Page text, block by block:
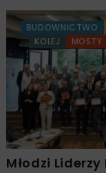
BUDOWNICTWO
KOLEJ
MOSTY
Młodzi